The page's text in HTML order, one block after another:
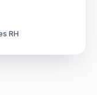
RH